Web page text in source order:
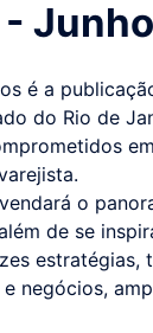
-
é a
do Rio de
o
de se
estratégias,
negócios,